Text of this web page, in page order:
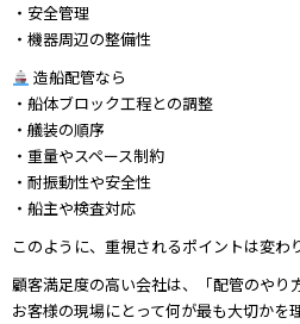
・安全管理
・機器周辺の整備性
造船配管なら
・船体ブロック工程との調整
・艤装の順序
・重量やスペース制約
・耐振動性や安全性
・船主や検査対応
このように、重視されるポイントは変わ
顧客満足度の高い会社は、「配管のやり
お客様の現場にとって何が最も大切かを